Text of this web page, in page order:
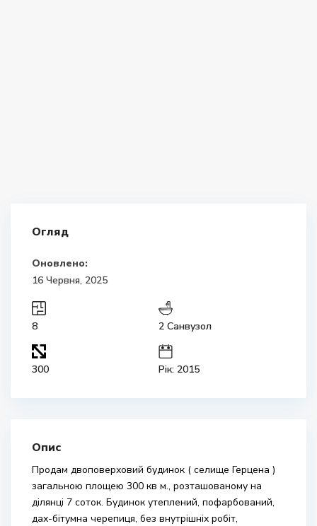
Огляд
Оновлено:
16 Червня, 2025
8 2 Санвузол
300 Рік: 2015
Опис
Продам двоповерховий будинок ( селище Герцена )
загальною площею 300 кв м., розташованому на
ділянці 7 соток. Будинок утеплений, пофарбований,
дах-бітумна черепиця, без внутрішніх робіт,